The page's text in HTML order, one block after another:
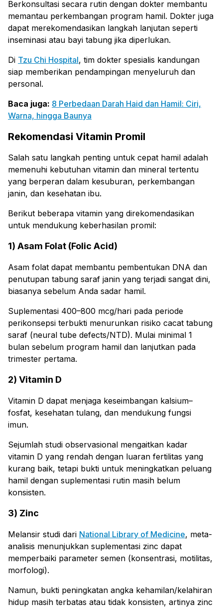
Berkonsultasi secara rutin dengan dokter membantu
memantau perkembangan program hamil. Dokter juga
dapat merekomendasikan langkah lanjutan seperti
inseminasi atau bayi tabung jika diperlukan.
Di Tzu Chi Hospital, tim dokter spesialis kandungan
siap memberikan pendampingan menyeluruh dan
personal.
Baca juga: 8 Perbedaan Darah Haid dan Hamil: Ciri,
Warna, hingga Baunya
Rekomendasi Vitamin Promil
Salah satu langkah penting untuk cepat hamil adalah
memenuhi kebutuhan vitamin dan mineral tertentu
yang berperan dalam kesuburan, perkembangan
janin, dan kesehatan ibu.
Berikut beberapa vitamin yang direkomendasikan
untuk mendukung keberhasilan promil:
1) Asam Folat (Folic Acid)
Asam folat dapat membantu pembentukan DNA dan
penutupan tabung saraf janin yang terjadi sangat dini,
biasanya sebelum Anda sadar hamil.
Suplementasi 400–800 mcg/hari pada periode
perikonsepsi terbukti menurunkan risiko cacat tabung
saraf (neural tube defects/NTD). Mulai minimal 1
bulan sebelum program hamil dan lanjutkan pada
trimester pertama.
2) Vitamin D
Vitamin D dapat menjaga keseimbangan kalsium–
fosfat, kesehatan tulang, dan mendukung fungsi
imun.
Sejumlah studi observasional mengaitkan kadar
vitamin D yang rendah dengan luaran fertilitas yang
kurang baik, tetapi bukti untuk meningkatkan peluang
hamil dengan suplementasi rutin masih belum
konsisten.
3) Zinc
Melansir studi dari National Library of Medicine, meta-
analisis menunjukkan suplementasi zinc dapat
memperbaiki parameter semen (konsentrasi, motilitas,
morfologi).
Namun, bukti peningkatan angka kehamilan/kelahiran
hidup masih terbatas atau tidak konsisten, artinya zinc